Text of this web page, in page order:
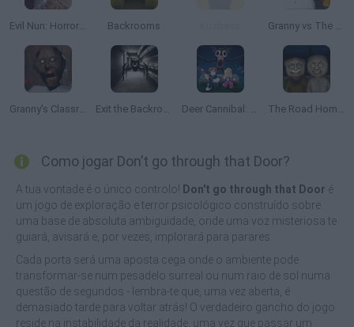
Evil Nun: Horror at School Backrooms Granny vs The Baby in Yellow
Granny's Classroom Nightmare Exit the Backrooms: Level 2 Deer Cannibal: 99 Nights in the Forest The Road Home: Granny Escape
Como jogar Don’t go through that Door?
A tua vontade é o único controlo! Don't go through that Door é
um jogo de exploração e terror psicológico construído sobre
uma base de absoluta ambiguidade, onde uma voz misteriosa te
guiará, avisará e, por vezes, implorará para parares.
Cada porta será uma aposta cega onde o ambiente pode
transformar-se num pesadelo surreal ou num raio de sol numa
questão de segundos - lembra-te que, uma vez aberta, é
demasiado tarde para voltar atrás! O verdadeiro gancho do jogo
reside na instabilidade da realidade, uma vez que passar um